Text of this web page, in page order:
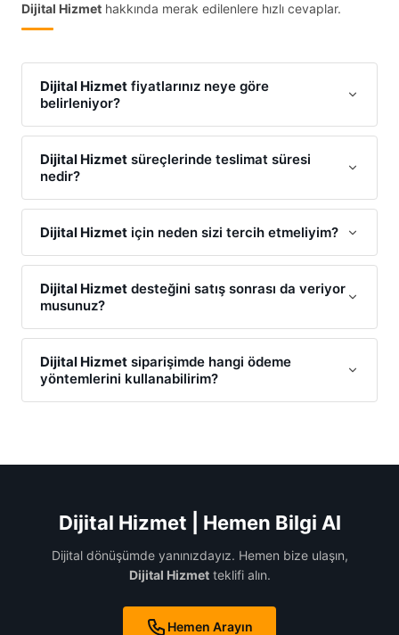
Dijital Hizmet hakkında merak edilenlere hızlı cevaplar.
Dijital Hizmet fiyatlarınız neye göre
belirleniyor?
Dijital Hizmetmaliyetlerimiz; talebinizin kapsamı,
tercih edilen materyaller/teknolojiler ve teslimat
süresine göre optimize edilmektedir. Size en uygun
Dijital Hizmetteklifi için WhatsApp üzerinden iletişime
Dijital Hizmet süreçlerinde teslimat süresi
nedir?
Projenin büyüklüğüne göre değişmekle birlikte,Dijital
Hizmetişlemlerinizi standart olarak en kısa sürede
ekspres çözümlerimiz mevcuttur.
Dijital Hizmet için neden sizi tercih etmeliyim?
Çünkü bizDijital Hizmetalanında sadece iş yapmıyor,
size özel bir sistem kuruyoruz. Yüksek kalite
standartlarımız ve uygun maliyet politikamızla
Hizmetpazarında fark yaratıyoruz.
Dijital Hizmet desteğini satış sonrası da veriyor
musunuz?
Elbette. Bizim içinDijital Hizmetsüreci sadece satışla
bitmez; teknik destek ve danışmanlık hizmetlerimizle
her zaman yanınızdayız.
Dijital Hizmet siparişimde hangi ödeme
yöntemlerini kullanabilirim?
Dijital Hizmet | Hemen Bilgi Al
Dijital dönüşümde yanınızdayız. Hemen bize ulaşın,
Dijital Hizmetteklifi alın.
Hemen Arayın